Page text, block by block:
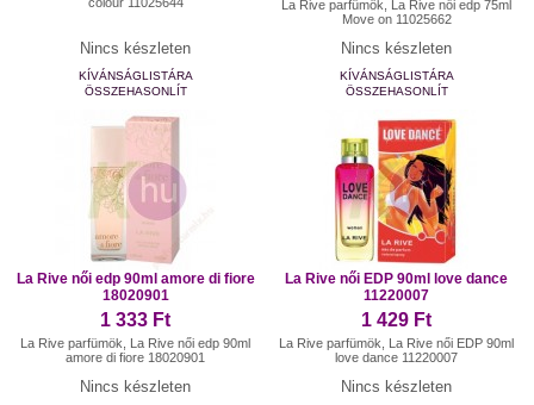
Nincs készleten
KÍVÁNSÁGLISTÁRA
ÖSSZEHASONLÍT
La Rive parfümök, La Rive női edp 75ml
Move on 11025662
Nincs készleten
KÍVÁNSÁGLISTÁRA
ÖSSZEHASONLÍT
La Rive női edp 90ml amore di fiore
18020901
1 333 Ft
La Rive parfümök, La Rive női edp 90ml
amore di fiore 18020901
Nincs készleten
La Rive női EDP 90ml love dance
11220007
1 429 Ft
La Rive parfümök, La Rive női EDP 90ml
love dance 11220007
Nincs készleten